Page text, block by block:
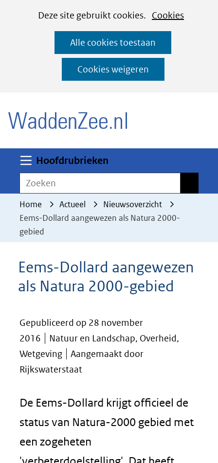
CookiesDeze site gebruikt cookies. Cookies
deze
worden
toegestaan
geweigerd.
Alle cookies toestaan
Cookies weigeren
Ga
naar
de
inhoud
Hoofdrubrieken
Zoeken
Home Actueel
Nieuwsoverzicht
Eems-Dollard aangewezen als Natura 2000-
gebied
Eems-Dollard aangewezen
als Natura 2000-gebied
Gepubliceerd op 28 november
2016
Natuur en Landschap, Overheid,
Wetgeving
Aangemaakt door
Rijkswaterstaat
De Eems-Dollard krijgt officieel de
status van Natura-2000 gebied met
een zogeheten